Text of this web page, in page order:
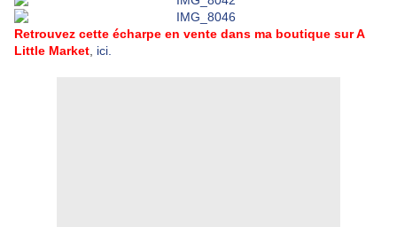
Retrouvez cette écharpe en vente dans ma boutique sur A
Little Market ici.